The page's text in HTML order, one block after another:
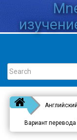
Вариант перевода